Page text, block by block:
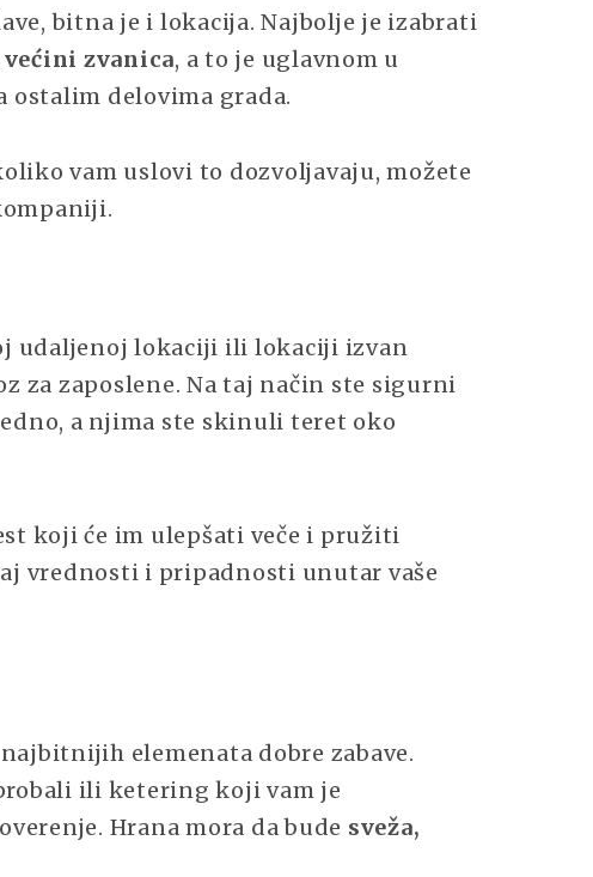
bitna je i lokacija. Najbolje je izabrati
zvanica, a to je uglavnom u
ostalim delovima grada.
vam uslovi to dozvoljavaju, možete
udaljenoj lokaciji ili lokaciji izvan
za zaposlene. Na taj način ste sigurni
a njima ste skinuli teret oko
koji će im ulepšati veče i pružiti
vrednosti i pripadnosti unutar vaše
elemenata dobre zabave.
ili ketering koji vam je
Hrana mora da bude sveža,